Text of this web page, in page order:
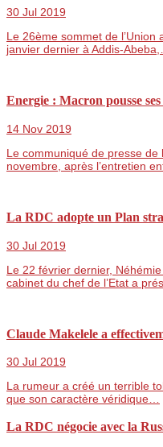
30 Jul 2019
Le 26ème sommet de l’Union
janvier dernier à Addis-
Energie : Macron pousse
14 Nov 2019
Le communiqué de presse de
novembre, après l’entretien
La RDC adopte un Plan
30 Jul 2019
Le 22 février dernier,
cabinet du chef de l’Etat a
Claude Makelele a
30 Jul 2019
La rumeur a créé un terrible
que son caractère véridique…
La RDC négocie avec la